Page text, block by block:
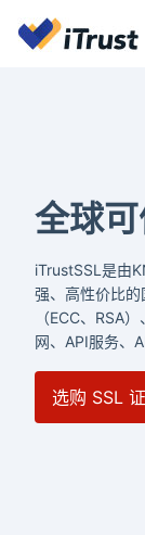
全球
iTrustSSL是由
强、高性价比
（ECC、RSA
网、API服务、
选购 SSL